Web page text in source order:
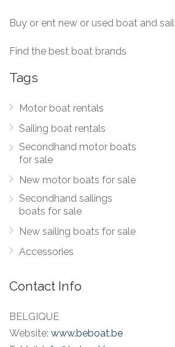
Buy or ent new or used boat and sail
Find the best boat brands
Tags
Motor boat rentals
Sailing boat rentals
Secondhand motor boats
for sale
New motor boats for sale
Secondhand sailings
boats for sale
New sailing boats for sale
Accessories
Contact Info
BELGIQUE
Website: www.beboat.be